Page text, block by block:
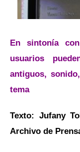
En sintonía
usuarios
antiguos,
tema
Texto: Jufany
Archivo de